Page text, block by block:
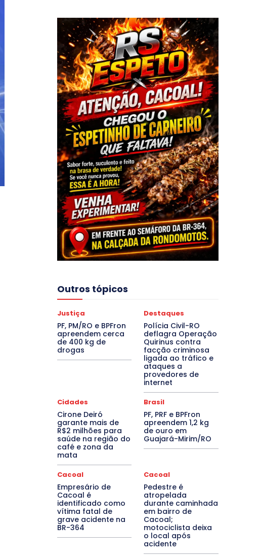
Outros tópicos
Justiça
PF, PM/RO e BPFron
apreendem cerca
de 400 kg de
drogas
Destaques
Polícia Civil-RO
deflagra Operação
Quirinus contra
facção criminosa
ligada ao tráfico e
ataques a
provedores de
internet
Cidades
Cirone Deiró
garante mais de
R$2 milhões para
saúde na região do
café e zona da
mata
Brasil
PF, PRF e BPFron
apreendem 1,2 kg
de ouro em
Guajará-Mirim/RO
Cacoal
Empresário de
Cacoal é
identificado como
vítima fatal de
grave acidente na
BR-364
Cacoal
Pedestre é
atropelada
durante caminhada
em bairro de
Cacoal;
motociclista deixa
o local após
acidente